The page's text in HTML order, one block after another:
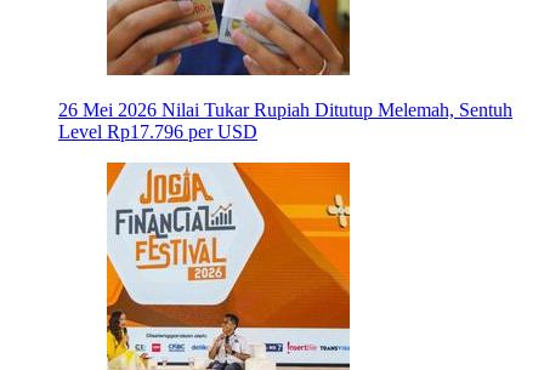
26 Mei 2026 Nilai Tukar Rupiah Ditutup Melemah, Sentuh
Level Rp17.796 per USD